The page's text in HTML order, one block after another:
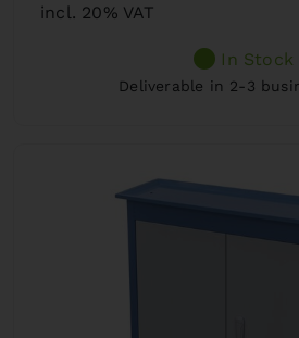
incl. 20% VAT
In Stock
Deliverable in 2-3